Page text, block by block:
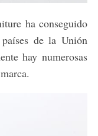
ha conseguido
de la Unión
hay numerosas